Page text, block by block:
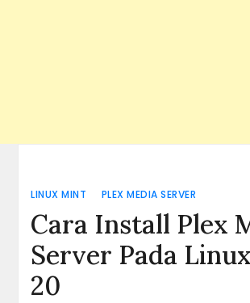
LINUX MINT PLEX MEDIA SERVER
Cara Install Plex
Server Pada
20